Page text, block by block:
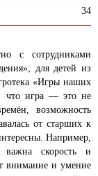
34
с сотрудниками
для детей из
«Игры наших
что игра — это не
возможность
от старших к
Например,
важна скорость и
внимание и умение